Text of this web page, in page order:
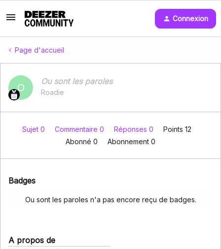
Connexion
Page d'accueil
O
Ou sont les paroles
Roadie
Sujet 0 Commentaire 0 Réponses 0
Points 12
Abonné 0 Abonnement 0
Badges
Ou sont les paroles n'a pas encore reçu de badges.
A propos de